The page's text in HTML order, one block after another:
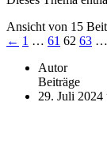
Ansicht von 15
← 1 … 61 62 63 …
Autor
Beiträge
29. Juli 2024